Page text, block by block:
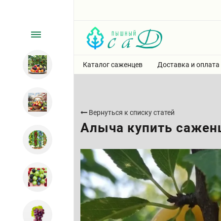
Каталог саженцев Доставка и оплата
Вернуться к списку статей
Алыча купить